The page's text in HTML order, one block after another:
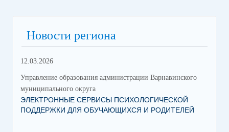
Новости региона
12.03.2026
Управление образования администрации Варнавинского
муниципального округа
ЭЛЕКТРОННЫЕ СЕРВИСЫ ПСИХОЛОГИЧЕСКОЙ
ПОДДЕРЖКИ ДЛЯ ОБУЧАЮЩИХСЯ И РОДИТЕЛЕЙ